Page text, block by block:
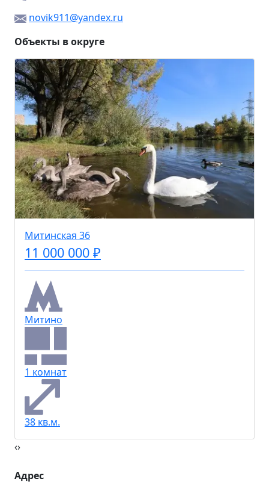
novik911@yandex.ru
Объекты в округе
Митинская 36
11 000 000 ₽
Митино
1 комнат
38 кв.м.
‹›
Адрес